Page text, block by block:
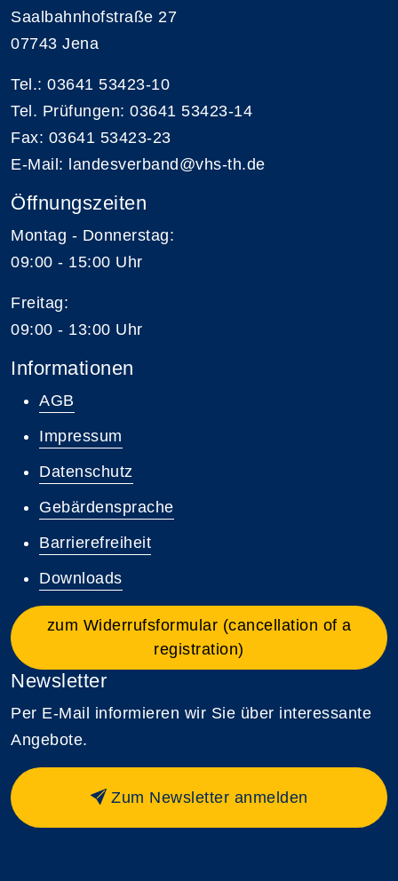
Saalbahnhofstraße 27
07743 Jena
Tel.: 03641 53423-10
Tel. Prüfungen: 03641 53423-14
Fax: 03641 53423-23
E-Mail: landesverband@vhs-th.de
Öffnungszeiten
Montag - Donnerstag:
09:00 - 15:00 Uhr
Freitag:
09:00 - 13:00 Uhr
Informationen
AGB
Impressum
Datenschutz
Gebärdensprache
Barrierefreiheit
Downloads
zum Widerrufsformular (cancellation of a
registration)
Newsletter
Per E-Mail informieren wir Sie über interessante
Angebote.
Zum Newsletter anmelden